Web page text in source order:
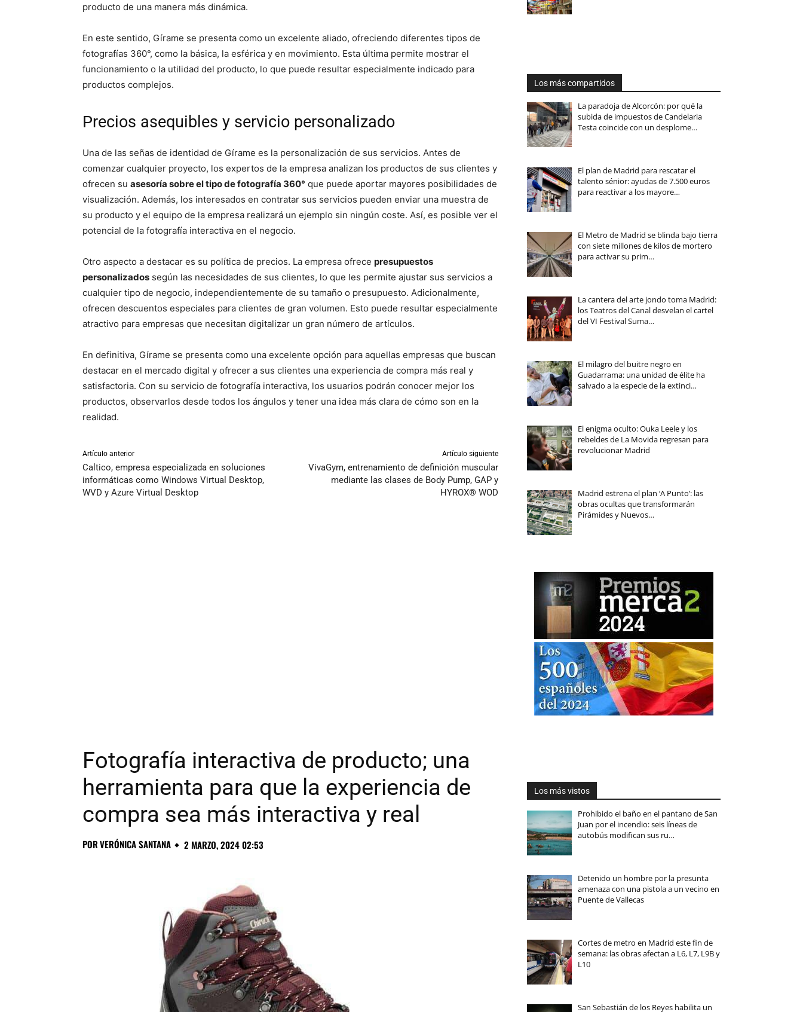
producto de una manera más dinámica.
En este sentido, Gírame se presenta como un excelente aliado, ofreciendo diferentes tipos de
fotografías 360°, como la básica, la esférica y en movimiento. Esta última permite mostrar el
funcionamiento o la utilidad del producto, lo que puede resultar especialmente indicado para
productos complejos.
Precios asequibles y servicio personalizado
Una de las señas de identidad de Gírame es la personalización de sus servicios. Antes de
comenzar cualquier proyecto, los expertos de la empresa analizan los productos de sus clientes y
ofrecen su asesoría sobre el tipo de fotografía 360° que puede aportar mayores posibilidades de
visualización. Además, los interesados en contratar sus servicios pueden enviar una muestra de
su producto y el equipo de la empresa realizará un ejemplo sin ningún coste. Así, es posible ver el
potencial de la fotografía interactiva en el negocio.
Otro aspecto a destacar es su política de precios. La empresa ofrece presupuestos
personalizados según las necesidades de sus clientes, lo que les permite ajustar sus servicios a
cualquier tipo de negocio, independientemente de su tamaño o presupuesto. Adicionalmente,
ofrecen descuentos especiales para clientes de gran volumen. Esto puede resultar especialmente
atractivo para empresas que necesitan digitalizar un gran número de artículos.
En definitiva, Gírame se presenta como una excelente opción para aquellas empresas que buscan
destacar en el mercado digital y ofrecer a sus clientes una experiencia de compra más real y
satisfactoria. Con su servicio de fotografía interactiva, los usuarios podrán conocer mejor los
productos, observarlos desde todos los ángulos y tener una idea más clara de cómo son en la
realidad.
Artículo anterior
Caltico, empresa especializada en soluciones
informáticas como Windows Virtual Desktop,
WVD y Azure Virtual Desktop
Artículo siguiente
VivaGym, entrenamiento de definición muscular
mediante las clases de Body Pump, GAP y
HYROX® WOD
Los más compartidos
La paradoja de Alcorcón: por qué la
subida de impuestos de Candelaria
Testa coincide con un desplome…
El plan de Madrid para rescatar el
talento sénior: ayudas de 7.500 euros
para reactivar a los mayore…
El Metro de Madrid se blinda bajo tierra
con siete millones de kilos de mortero
para activar su prim…
La cantera del arte jondo toma Madrid:
los Teatros del Canal desvelan el cartel
del VI Festival Suma…
El milagro del buitre negro en
Guadarrama: una unidad de élite ha
salvado a la especie de la extinci…
El enigma oculto: Ouka Leele y los
rebeldes de La Movida regresan para
revolucionar Madrid
Madrid estrena el plan ‘A Punto’: las
obras ocultas que transformarán
Pirámides y Nuevos…
Fotografía interactiva de producto; una
herramienta para que la experiencia de
compra sea más interactiva y real
PORVERÓNICA SANTANA 2 MARZO, 2024 02:53
Los más vistos
Prohibido el baño en el pantano de San
Juan por el incendio: seis líneas de
autobús modifican sus ru…
Detenido un hombre por la presunta
amenaza con una pistola a un vecino en
Puente de Vallecas
Cortes de metro en Madrid este fin de
semana: las obras afectan a L6, L7, L9B y
L10
San Sebastián de los Reyes habilita un